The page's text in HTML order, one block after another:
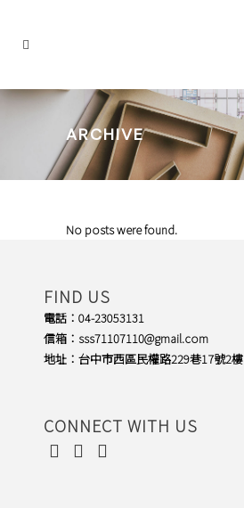
ARCHIVE
No posts were found.
FIND US
電話：04-23053131
信箱：sss71107110@gmail.com
地址：台中市西區民權路229巷17號2樓
CONNECT WITH US